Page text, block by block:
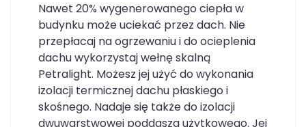
Nawet 20% wygenerowanego ciepła w
budynku może uciekać przez dach. Nie
przepłacaj na ogrzewaniu i do ocieplenia
dachu wykorzystaj wełnę skalną
Petralight. Możesz jej użyć do wykonania
izolacji termicznej dachu płaskiego i
skośnego. Nadaje się także do izolacji
dwuwarstwowej poddasza użytkowego. Jej